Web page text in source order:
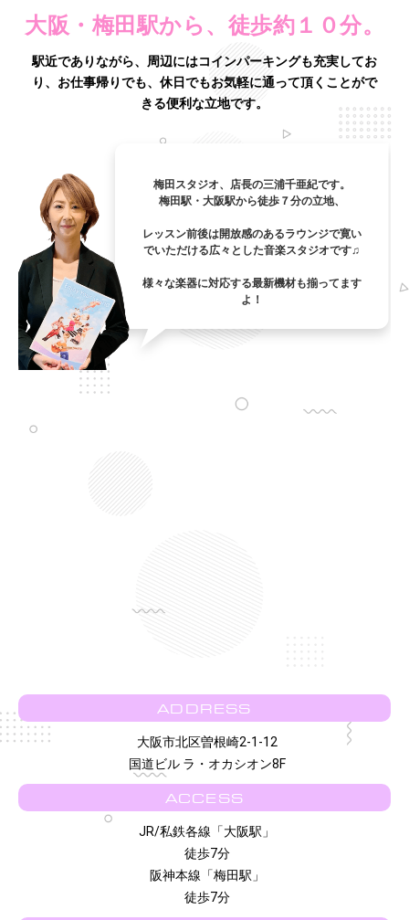
大阪・梅田駅から、徒歩約１０分。
駅近でありながら、周辺にはコインパーキングも充実してお
り、 お仕事帰りでも、休日でもお気軽に通って頂くことがで
きる便利な立地です。
梅田スタジオ、店長の三浦千亜紀です。
梅田駅・大阪駅から徒歩７分の立地、
レッスン前後は開放感のあるラウンジで寛い
でいただける広々とした音楽スタジオです♫
様々な楽器に対応する最新機材も揃ってます
よ！
ADDRESS
大阪市北区曽根崎2-1-12
国道ビル ラ・オカシオン8F
ACCESS
JR/私鉄各線「大阪駅」
徒歩7分
阪神本線「梅田駅」
徒歩7分